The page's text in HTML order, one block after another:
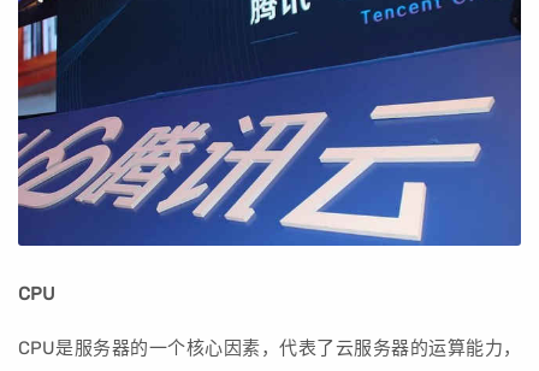
CPU
CPU是服务器的一个核心因素，代表了云服务器的运算能力，